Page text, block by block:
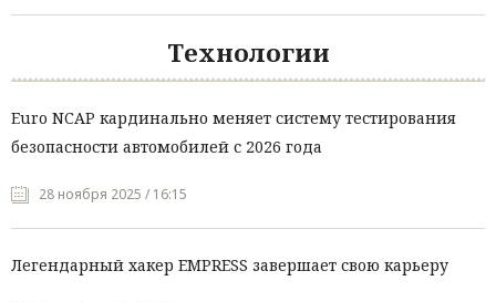
Технологии
Euro NCAP кардинально меняет систему тестирования
безопасности автомобилей с 2026 года
28 ноября 2025 / 16:15
Легендарный хакер EMPRESS завершает свою карьеру